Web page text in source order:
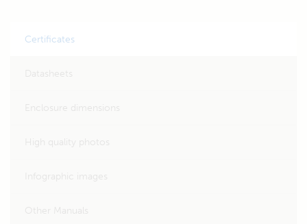
Certificates